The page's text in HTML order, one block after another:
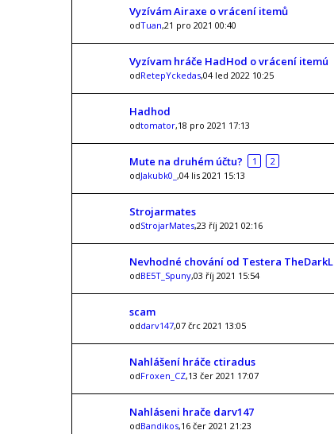
Vyzívám Airaxe o vrácení itemů
odTuan,21 pro 2021 00:40
Vyzívam hráče HadHod o vrácení itemú
odRetepYckedas,04 led 2022 10:25
Hadhod
odtomator,18 pro 2021 17:13
Mute na druhém účtu? 1
2
odJakubk0_ ,04 lis 2021 15:13
Strojarmates
odStrojarMates,23 říj 2021 02:16
Nevhodné chování od Testera
odBE5T_Spuny,03 říj 2021 15:54
scam
oddarv147,07 črc 2021 13:05
Nahlášení hráče ctiradus
odFroxen_CZ,13 čer 2021 17:07
Nahláseni hrače darv147
odBandikos,16 čer 2021 21:23